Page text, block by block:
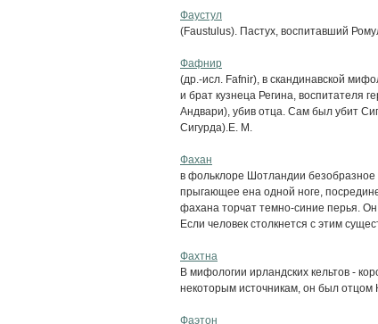
Фаустул
(Faustulus). Пастух, воспитавший
Фафнир
(др.-исл. Fafnir), в скандинавской
и брат кузнеца Регина, воспитателя
Андвари), убив отца. Сам был убит
Сигурда).Е. М.
Фахан
в фольклоре Шотландии безобразное
прыгающее ена одной ноге,
фахана торчат темно-синие перья.
Если человек столкнется с этим
Фахтна
В мифологии ирландских кельтов -
некоторым источникам, он был отцом
Фаэтон